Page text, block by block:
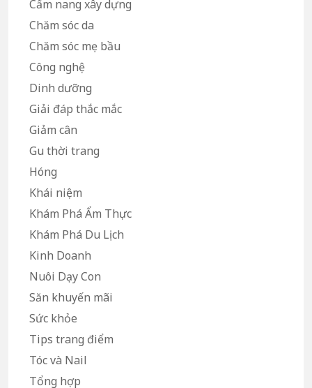
Cẩm nang xây dựng
Chăm sóc da
Chăm sóc mẹ bầu
Công nghệ
Dinh dưỡng
Giải đáp thắc mắc
Giảm cân
Gu thời trang
Hóng
Khái niệm
Khám Phá Ẩm Thực
Khám Phá Du Lịch
Kinh Doanh
Nuôi Dạy Con
Săn khuyến mãi
Sức khỏe
Tips trang điểm
Tóc và Nail
Tổng hợp